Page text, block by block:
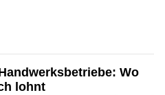
Wo
lohnt